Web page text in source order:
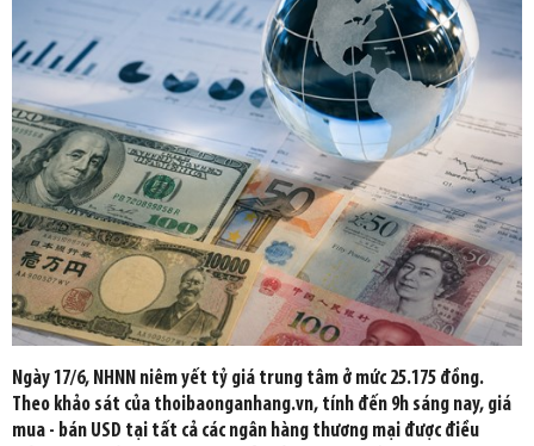
Ngày 17/6, NHNN niêm yết tỷ giá trung tâm ở mức 25.175 đồng.
Theo khảo sát của thoibaonganhang.vn, tính đến 9h sáng nay, giá
mua - bán USD tại tất cả các ngân hàng thương mại được điều